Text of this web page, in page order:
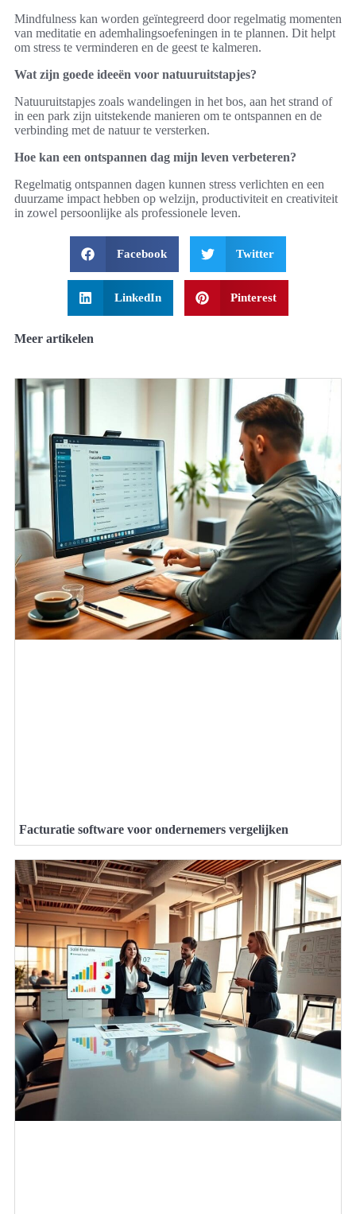
Mindfulness kan worden geïntegreerd door regelmatig momenten
van meditatie en ademhalingsoefeningen in te plannen. Dit helpt
om stress te verminderen en de geest te kalmeren.
Wat zijn goede ideeën voor natuuruitstapjes?
Natuuruitstapjes zoals wandelingen in het bos, aan het strand of
in een park zijn uitstekende manieren om te ontspannen en de
verbinding met de natuur te versterken.
Hoe kan een ontspannen dag mijn leven verbeteren?
Regelmatig ontspannen dagen kunnen stress verlichten en een
duurzame impact hebben op welzijn, productiviteit en creativiteit
in zowel persoonlijke als professionele leven.
Facebook Twitter
LinkedIn Pinterest
Meer artikelen
Facturatie software voor ondernemers vergelijken